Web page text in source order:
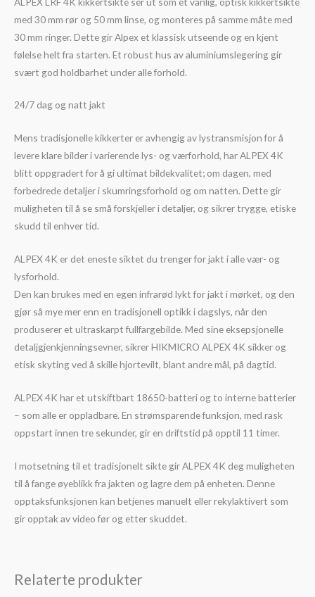
med 30 mm rør og 50 mm linse, og monteres på samme måte med
30 mm ringer. Dette gir Alpex et klassisk utseende og en kjent
følelse helt fra starten. Et robust hus av aluminiumslegering gir
svært god holdbarhet under alle forhold.
24/7 dag og natt jakt
Mens tradisjonelle kikkerter er avhengig av lystransmisjon for å
levere klare bilder i varierende lys- og værforhold, har ALPEX 4K
blitt oppgradert for å gi ultimat bildekvalitet; om dagen, med
forbedrede detaljer i skumringsforhold og om natten. Dette gir
muligheten til å se små forskjeller i detaljer, og sikrer trygge, etiske
skudd til enhver tid.
ALPEX 4K er det eneste siktet du trenger for jakt i alle vær- og
lysforhold.
Den kan brukes med en egen infrarød lykt for jakt i mørket, og den
gjør så mye mer enn en tradisjonell optikk i dagslys, når den
produserer et ultraskarpt fullfargebilde. Med sine eksepsjonelle
detaljgjenkjenningsevner, sikrer HIKMICRO ALPEX 4K sikker og
etisk skyting ved å skille hjortevilt, blant andre mål, på dagtid.
ALPEX 4K har et utskiftbart 18650-batteri og to interne batterier
– som alle er oppladbare. En strømsparende funksjon, med rask
oppstart innen tre sekunder, gir en driftstid på opptil 11 timer.
I motsetning til et tradisjonelt sikte gir ALPEX 4K deg muligheten
til å fange øyeblikk fra jakten og lagre dem på enheten. Denne
opptaksfunksjonen kan betjenes manuelt eller rekylaktivert som
gir opptak av video før og etter skuddet.
Relaterte produkter